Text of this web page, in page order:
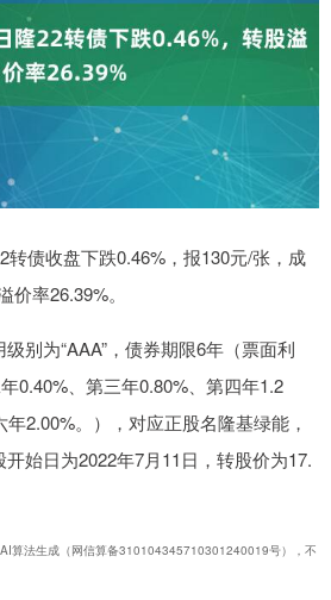
转债收盘下跌0.46%，报130元/张，成
率26.39%。
别为“AAA”，债券期限6年（票面利
0.40%、第三年0.80%、第四年1.2
2.00%。），对应正股名隆基绿能，
始日为2022年7月11日，转股价为17.
算法生成（网信算备310104345710301240019号），不